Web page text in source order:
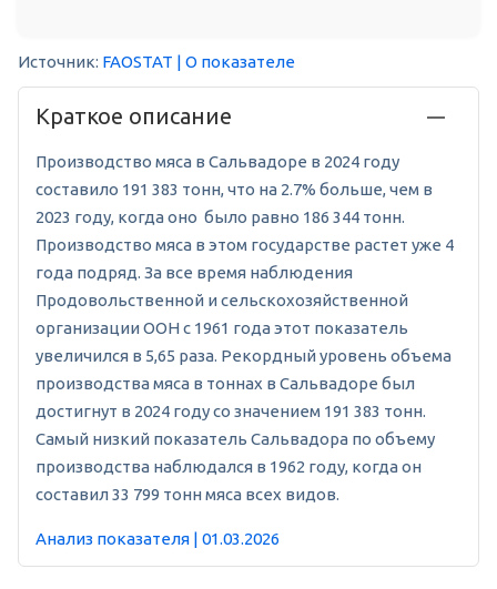
Источник: FAOSTAT | О показателе
Краткое описание
Производство мяса в Сальвадоре в 2024 году
составило 191 383 тонн, что на 2.7% больше, чем в
2023 году, когда оно было равно 186 344 тонн.
Производство мяса в этом государстве растет уже 4
года подряд. За все время наблюдения
Продовольственной и сельскохозяйственной
организации ООН с 1961 года этот показатель
увеличился в 5,65 раза. Рекордный уровень объема
производства мяса в тоннах в Сальвадоре был
достигнут в 2024 году со значением 191 383 тонн.
Самый низкий показатель Сальвадора по объему
производства наблюдался в 1962 году, когда он
составил 33 799 тонн мяса всех видов.
Анализ показателя | 01.03.2026